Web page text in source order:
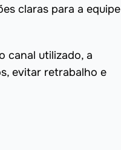
claras para a equipe
canal utilizado, a
evitar retrabalho e